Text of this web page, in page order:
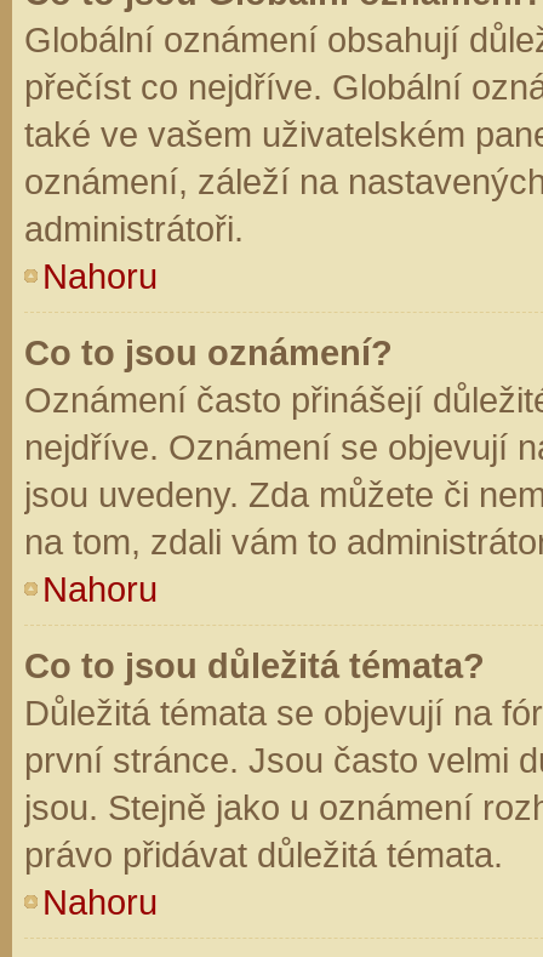
Globální oznámení obsahují
přečíst co nejdříve. Globální
také ve vašem uživatelském
oznámení, záleží na
administrátoři.
Nahoru
Co to jsou oznámení?
Oznámení často přinášejí
nejdříve. Oznámení se objevují
jsou uvedeny. Zda můžete či
na tom, zdali vám to
Nahoru
Co to jsou důležitá témata?
Důležitá témata se objevují na
první stránce. Jsou často velmi
jsou. Stejně jako u oznámení
právo přidávat důležitá témata.
Nahoru